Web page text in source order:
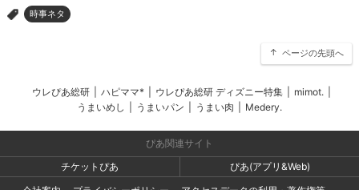
> 時事ネタ
ページの先頭へ
ウレぴあ総研 ハピママ* ウレぴあ総研 ディズニー特集 mimot.
うまいめし
うまいパン うまい肉 Medery.
ぴあ関連サイト
チケットぴあ
ぴあ(アプリ&Web)